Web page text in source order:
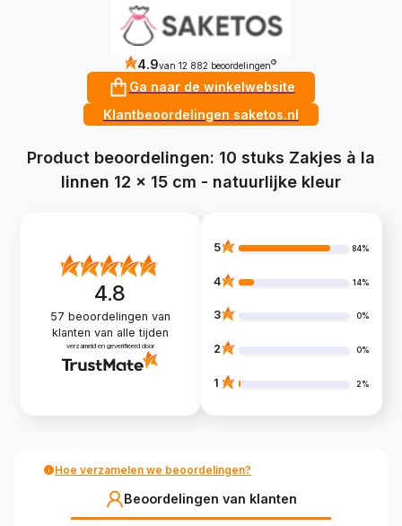
4.9van 12 882 beoordelingen ?
Ga naar de winkelwebsite
Klantbeoordelingen saketos.nl
Product beoordelingen: 10 stuks Zakjes à la
linnen 12 x 15 cm - natuurlijke kleur
4.8
57 beoordelingen van
klanten van alle tijden
verzameld en geverifieerd door
5 84%
4 14%
3 0%
2 0%
1 2%
Hoe verzamelen we beoordelingen?
Beoordelingen van klanten